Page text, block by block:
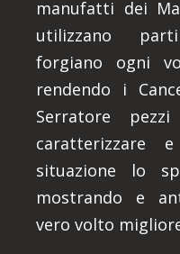
manufatti dei
utilizzano
forgiano ogni
rendendo i
Serratore
caratterizzare
situazione lo
mostrando e
vero volto